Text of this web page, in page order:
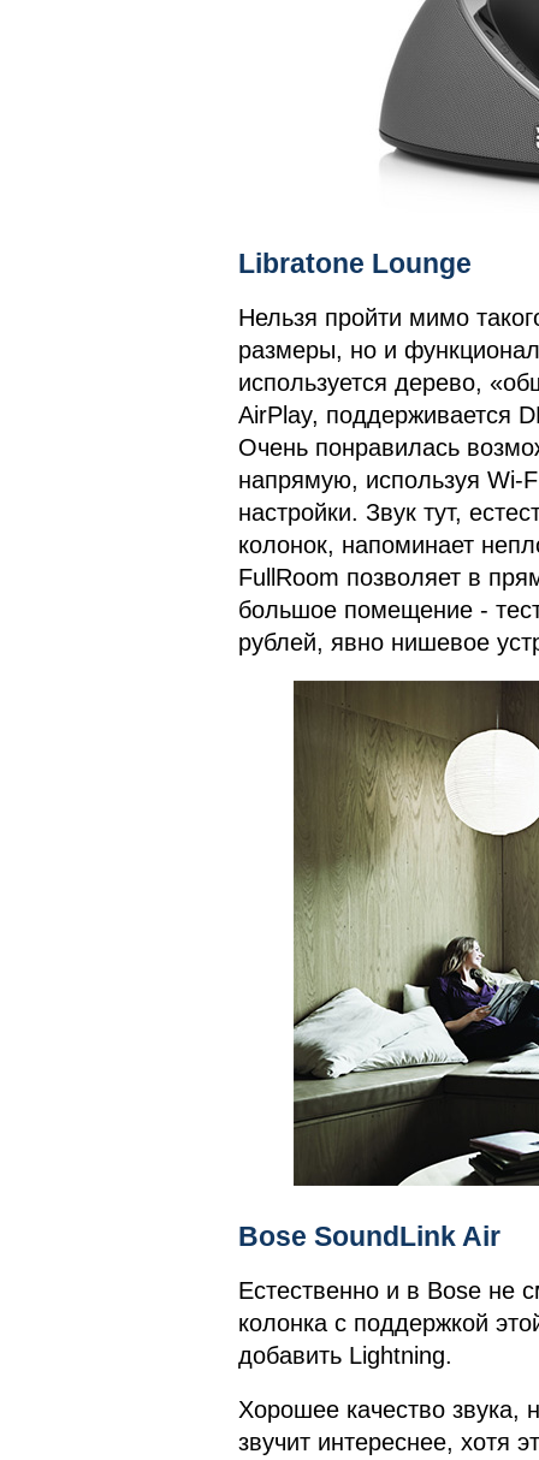
Libratone Lounge
Нельзя пройти мимо
размеры, но и
используется дерево,
AirPlay, поддерживается
Очень понравилась
напрямую, используя Wi-
настройки. Звук тут,
колонок, напоминает
FullRoom позволяет в
большое помещение -
рублей, явно нишевое
Bose SoundLink Air
Естественно и в Bose не
колонка с поддержкой
добавить Lightning.
Хорошее качество звука,
звучит интереснее, хотя